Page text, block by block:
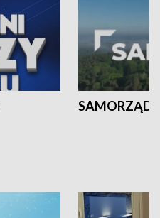
SAMORZĄD